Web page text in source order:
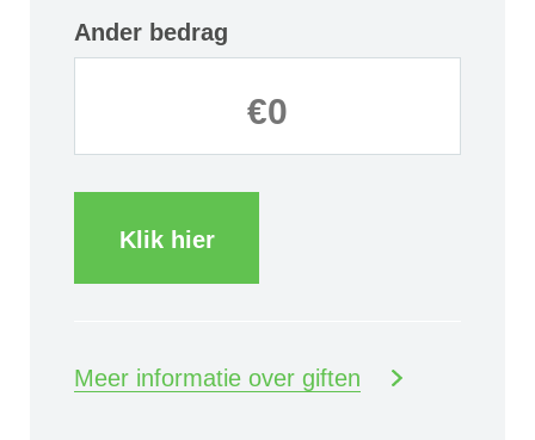
Ander bedrag
Klik hier
Meer informatie over giften